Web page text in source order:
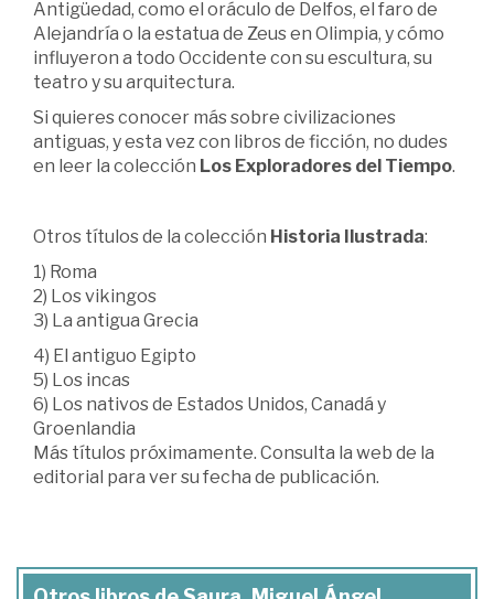
Antigüedad, como el oráculo de Delfos, el faro de
Alejandría o la estatua de Zeus en Olimpia, y cómo
influyeron a todo Occidente con su escultura, su
teatro y su arquitectura.
Si quieres conocer más sobre civilizaciones
antiguas, y esta vez con libros de ficción, no dudes
en leer la colección Los Exploradores del Tiempo.
Otros títulos de la colección Historia Ilustrada:
1) Roma
2) Los vikingos
3) La antigua Grecia
4) El antiguo Egipto
5) Los incas
6) Los nativos de Estados Unidos, Canadá y
Groenlandia
Más títulos próximamente. Consulta la web de la
editorial para ver su fecha de publicación.